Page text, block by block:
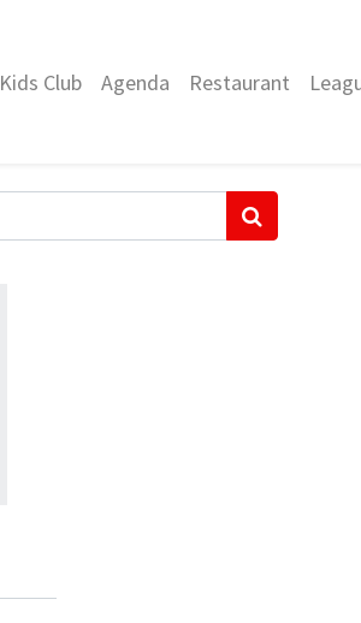
Kids Club Agenda Restaurant